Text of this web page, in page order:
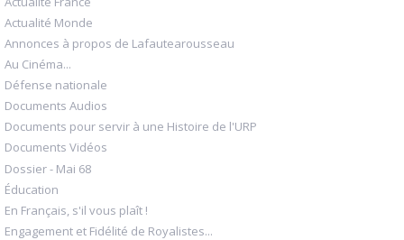
Actualité Monde
Annonces à propos de Lafautearousseau
Au Cinéma...
Défense nationale
Documents Audios
Documents pour servir à une Histoire de l'URP
Documents Vidéos
Dossier - Mai 68
Éducation
En Français, s'il vous plaît !
Engagement et Fidélité de Royalistes...